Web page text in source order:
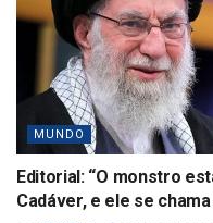
MUNDO
Editorial: “O monstro
Cadáver, e ele se